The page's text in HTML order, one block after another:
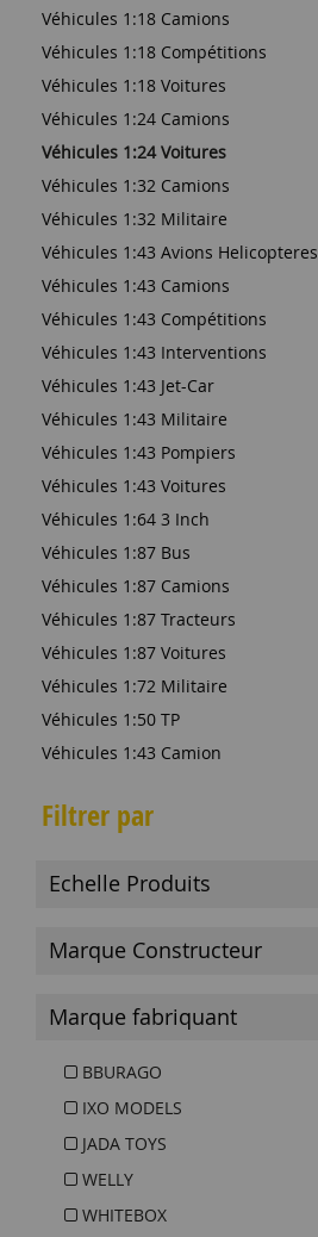
Véhicules 1:18 Camions
Véhicules 1:18 Compétitions
Véhicules 1:18 Voitures
Véhicules 1:24 Camions
Véhicules 1:24 Voitures
Véhicules 1:32 Camions
Véhicules 1:32 Militaire
Véhicules 1:43 Avions Helicopteres
Véhicules 1:43 Camions
Véhicules 1:43 Compétitions
Véhicules 1:43 Interventions
Véhicules 1:43 Jet-Car
Véhicules 1:43 Militaire
Véhicules 1:43 Pompiers
Véhicules 1:43 Voitures
Véhicules 1:64 3 Inch
Véhicules 1:87 Bus
Véhicules 1:87 Camions
Véhicules 1:87 Tracteurs
Véhicules 1:87 Voitures
Véhicules 1:72 Militaire
Véhicules 1:50 TP
Véhicules 1:43 Camion
Filtrer par
Echelle Produits
Marque Constructeur
Marque fabriquant
BBURAGO
IXO MODELS
JADA TOYS
WELLY
WHITEBOX